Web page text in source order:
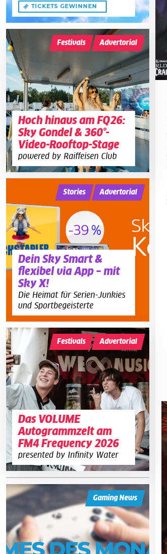
TICKETS GEWINNEN
Hoch hinaus am FQ26:
Sky Gondel & 360°-
Video-Rooftop-Stage
powered by Raiffeisen Club
Festivals Advertorial
Dein Sky Smart &
flexibel via App – mit
Sky X!
Die Heimat für Serien-Junkies
und Sportbegeisterte
Stories Advertorial
Das VOLUME
Autogrammzelt am
FM4 Frequency 2026
presented by Infinity Water
Festivals Advertorial
Gaming News